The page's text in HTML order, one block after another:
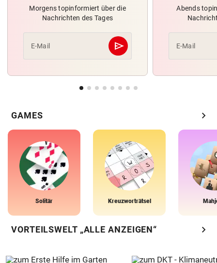
Morgens topinformiert über die
Nachrichten des Tages
E-Mail send
Abschicken
Abends
E-Mail
GAMES chevron_right
Solitär Kreuzworträtsel
VORTEILSWELT „ALLE ANZEIGEN“ chevron_right